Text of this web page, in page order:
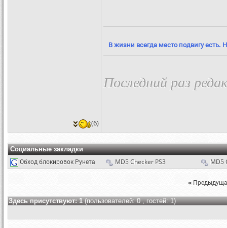
В жизни всегда место подвигу есть.
Последний раз
(6)
Социальные закладки
Обход блокировок Рунета MD5 Checker PS3 MD5
«
Здесь присутствуют: 1(пользователей: 0 , гостей: 1)